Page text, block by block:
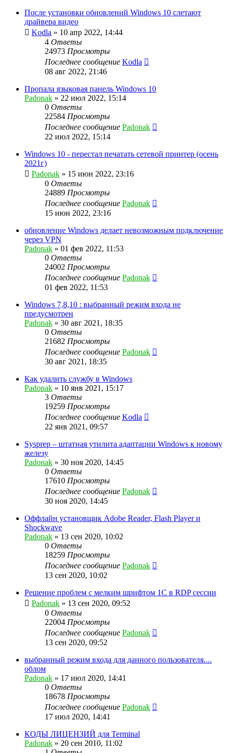
После установки обновлений Windows 10 слетают
драйвера видео
Kodla » 10 апр 2022, 14:44
4 Ответы
24973 Просмотры
Последнее сообщение Kodla
08 авг 2022, 21:46
Пропала языковая панель Windows 10
Padonak » 22 июл 2022, 15:14
0 Ответы
22584 Просмотры
Последнее сообщение Padonak
22 июл 2022, 15:14
Windows 10 - перестал печатать сетевой принтер (осень
2021г)
Padonak » 15 июн 2022, 23:16
0 Ответы
24889 Просмотры
Последнее сообщение Padonak
15 июн 2022, 23:16
обновление Windows делает невозможным подключение
через VPN
Padonak » 01 фев 2022, 11:53
0 Ответы
24002 Просмотры
Последнее сообщение Padonak
01 фев 2022, 11:53
Windows 7,8,10 : выбранный режим входа не
предусмотрен
Padonak » 30 авг 2021, 18:35
0 Ответы
21682 Просмотры
Последнее сообщение Padonak
30 авг 2021, 18:35
Как удалить службу в Windows
Padonak » 10 янв 2021, 15:17
3 Ответы
19259 Просмотры
Последнее сообщение Kodla
22 янв 2021, 09:57
Sysprep – штатная утилита адаптации Windows к новому
железу
Padonak » 30 ноя 2020, 14:45
0 Ответы
17610 Просмотры
Последнее сообщение Padonak
30 ноя 2020, 14:45
Оффлайн установщик Adobe Reader, Flash Player и
Shockwave
Padonak » 13 сен 2020, 10:02
0 Ответы
18259 Просмотры
Последнее сообщение Padonak
13 сен 2020, 10:02
Решение проблем с мелким шрифтом 1С в RDP сессии
Padonak » 13 сен 2020, 09:52
0 Ответы
22004 Просмотры
Последнее сообщение Padonak
13 сен 2020, 09:52
выбранный режим входа для данного пользователя....
облом
Padonak » 17 июл 2020, 14:41
0 Ответы
18678 Просмотры
Последнее сообщение Padonak
17 июл 2020, 14:41
КОДЫ ЛИЦЕНЗИЙ для Terminal
Padonak » 20 сен 2010, 11:02